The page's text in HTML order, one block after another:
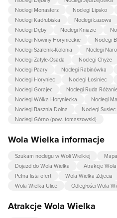
Noclegi Monasterz
Noclegi Lipsko
Noclegi Kadłubiska
Noclegi Łazowa
Noclegi Dęby
Noclegi Kniazie
Noclegi Nowiny Horynieckie
Noclegi
Noclegi Szalenik-Kolonia
Noclegi
Noclegi Zatyle-Osada
Noclegi Chyże
Noclegi Paary
Noclegi Rabinówka
Noclegi Horyniec
Noclegi Łosiniec
Noclegi Gorajec
Noclegi Ruda
Noclegi Wólka Horyniecka
Noclegi
Noclegi Basznia Dolna
Noclegi Susiec
Noclegi Górno (pow. tomaszowski)
Wola Wielka informacje
Szukam noclegu w Woli Wielkiej
Dojazd do Wola Wielka
Atrakcje
Pełna lista ofert
Wola Wielka Zdjecia
Wola Wielka Ulice
Odległości Wola
Atrakcje Wola Wielka